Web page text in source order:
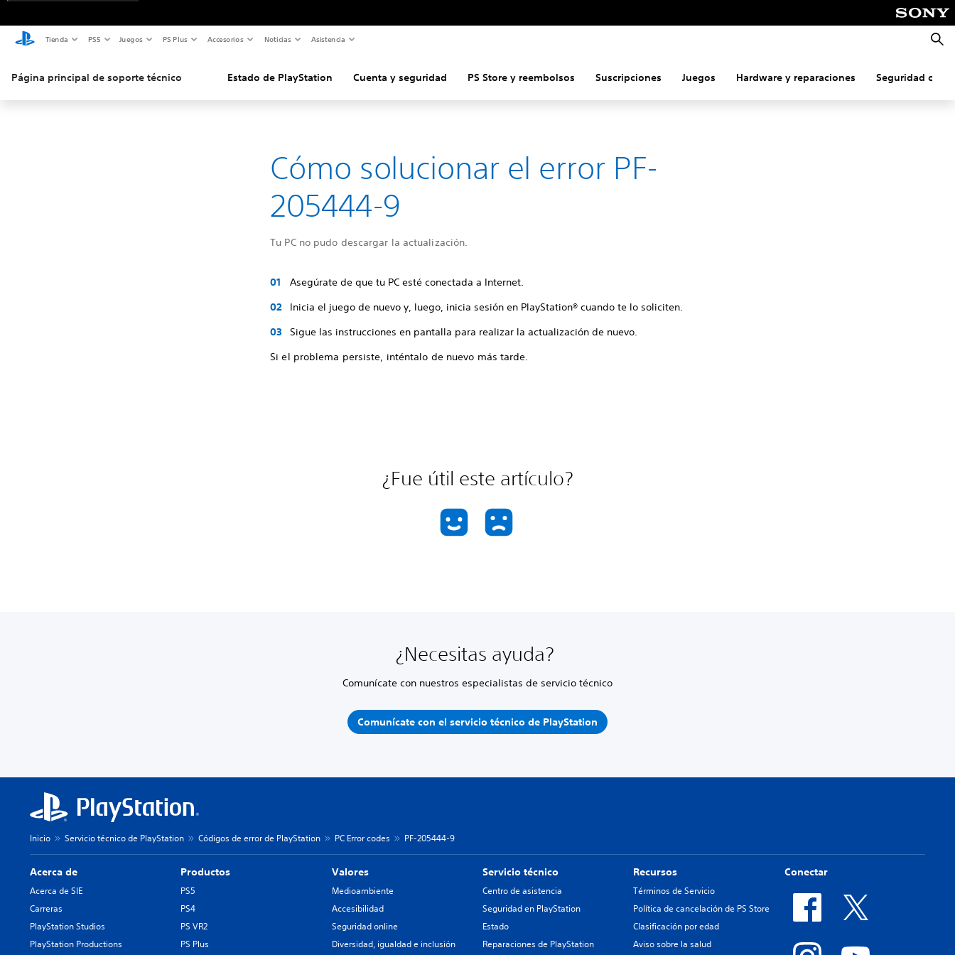
Tienda PS5 Juegos PS Plus Accesorios Noticias Asistencia
Página principal de soporte técnico Estado de PlayStation Cuenta y seguridad PS Store y reembolsos Suscripciones Juegos Hardware y reparaciones Seguridad
Cómo solucionar el error PF-
205444-9
Tu PC no pudo descargar la actualización.
Asegúrate de que tu PC esté conectada a Internet.
Inicia el juego de nuevo y, luego, inicia sesión en PlayStation® cuando te lo soliciten.
Sigue las instrucciones en pantalla para realizar la actualización de nuevo.
Si el problema persiste, inténtalo de nuevo más tarde.
¿Fue útil este artículo?
¿Necesitas ayuda?
Comunícate con nuestros especialistas de servicio técnico
Comunícate con el servicio técnico de PlayStation
Inicio Servicio técnico de PlayStation Códigos de error de PlayStation PC Error codes PF-205444-9
Acerca de
Acerca de SIE
Carreras
PlayStation Studios
PlayStation Productions
Productos
PS5
PS4
PS VR2
PS Plus
Valores
Medioambiente
Accesibilidad
Seguridad online
Diversidad, igualdad e inclusión
Servicio técnico
Centro de asistencia
Seguridad en PlayStation
Estado
Reparaciones de PlayStation
Recursos
Términos de Servicio
Política de cancelación de PS Store
Clasificación por edad
Aviso sobre la salud
Conectar